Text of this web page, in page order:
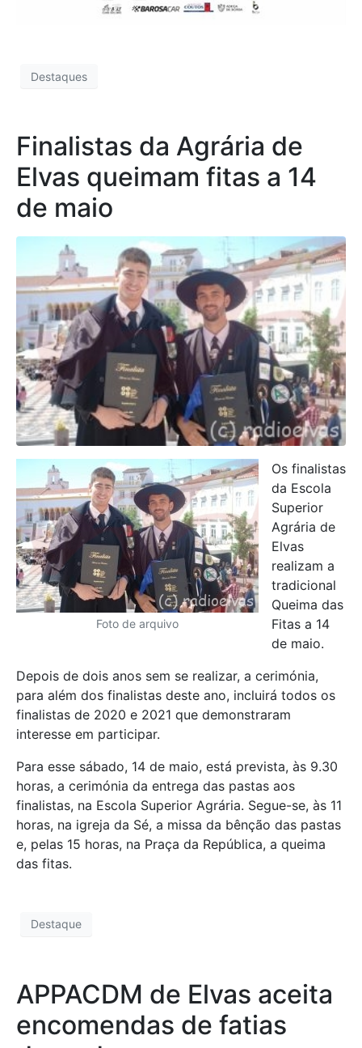
Destaques
Finalistas da Agrária de
Elvas queimam fitas a 14
de maio
Foto de arquivo
Os finalistas
da Escola
Superior
Agrária de
Elvas
realizam a
tradicional
Queima das
Fitas a 14
de maio.
Depois de dois anos sem se realizar, a cerimónia,
para além dos finalistas deste ano, incluirá todos os
finalistas de 2020 e 2021 que demonstraram
interesse em participar.
Para esse sábado, 14 de maio, está prevista, às 9.30
horas, a cerimónia da entrega das pastas aos
finalistas, na Escola Superior Agrária. Segue-se, às 11
horas, na igreja da Sé, a missa da bênção das pastas
e, pelas 15 horas, na Praça da República, a queima
das fitas.
Destaque
APPACDM de Elvas aceita
encomendas de fatias